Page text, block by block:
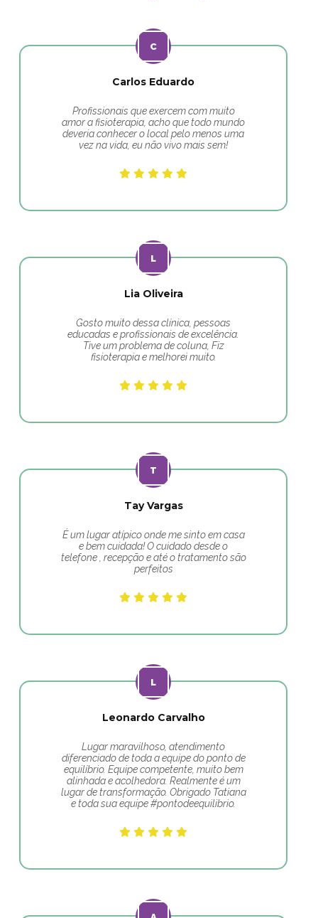
Carlos Eduardo
Profissionais que exercem com muito
amor a fisioterapia, acho que todo mundo
deveria conhecer o local pelo menos uma
vez na vida, eu não vivo mais sem!
Lia Oliveira
Gosto muito dessa clínica, pessoas
educadas e profissionais de excelência.
Tive um problema de coluna, Fiz
fisioterapia e melhorei muito.
Tay Vargas
É um lugar atípico onde me sinto em casa
e bem cuidada! O cuidado desde o
telefone , recepção e até o tratamento são
perfeitos
Leonardo Carvalho
Lugar maravilhoso, atendimento
diferenciado de toda a equipe do ponto de
equilíbrio. Equipe competente, muito bem
alinhada e acolhedora. Realmente é um
lugar de transformação. Obrigado Tatiana
e toda sua equipe #pontodeequilibrio.